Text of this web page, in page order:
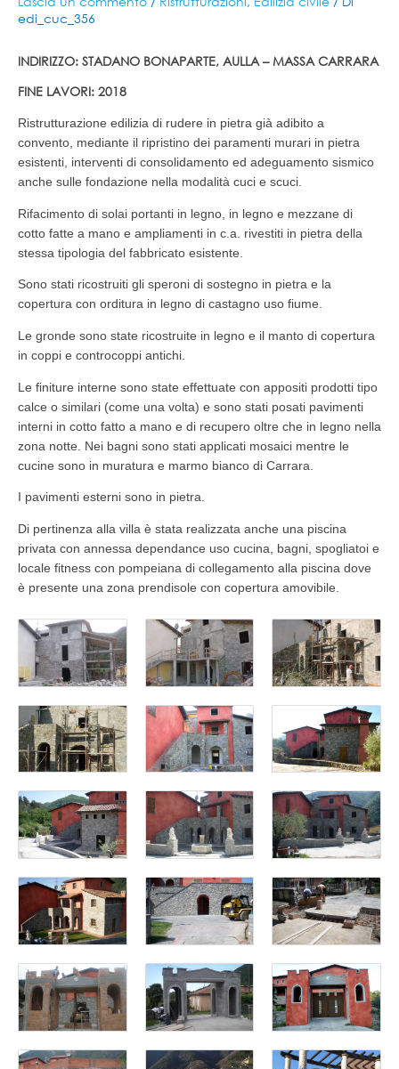
edi_cuc_356
INDIRIZZO: STADANO BONAPARTE, AULLA – MASSA CARRARA
FINE LAVORI: 2018
Ristrutturazione edilizia di rudere in pietra già adibito a
convento, mediante il ripristino dei paramenti murari in pietra
esistenti, interventi di consolidamento ed adeguamento sismico
anche sulle fondazione nella modalità cuci e scuci.
Rifacimento di solai portanti in legno, in legno e mezzane di
cotto fatte a mano e ampliamenti in c.a. rivestiti in pietra della
stessa tipologia del fabbricato esistente.
Sono stati ricostruiti gli speroni di sostegno in pietra e la
copertura con orditura in legno di castagno uso fiume.
Le gronde sono state ricostruite in legno e il manto di copertura
in coppi e controcoppi antichi.
Le finiture interne sono state effettuate con appositi prodotti tipo
calce o similari (come una volta) e sono stati posati pavimenti
interni in cotto fatto a mano e di recupero oltre che in legno nella
zona notte. Nei bagni sono stati applicati mosaici mentre le
cucine sono in muratura e marmo bianco di Carrara.
I pavimenti esterni sono in pietra.
Di pertinenza alla villa è stata realizzata anche una piscina
privata con annessa dependance uso cucina, bagni, spogliatoi e
locale fitness con pompeiana di collegamento alla piscina dove
è presente una zona prendisole con copertura amovibile.